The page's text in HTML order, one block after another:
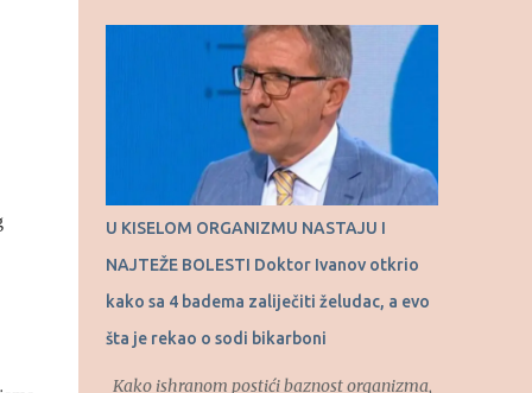
U KISELOM ORGANIZMU NASTAJU I
NAJTEŽE BOLESTI Doktor Ivanov otkrio
kako sa 4 badema zaliječiti želudac, a evo
šta je rekao o sodi bikarboni
Kako ishranom postići baznost organizma,